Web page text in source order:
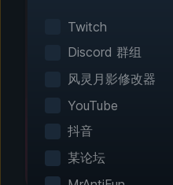
智能游戏检测功能可自
Twitch
Discord 群组
风灵月影修改器
YouTube
抖音
某论坛